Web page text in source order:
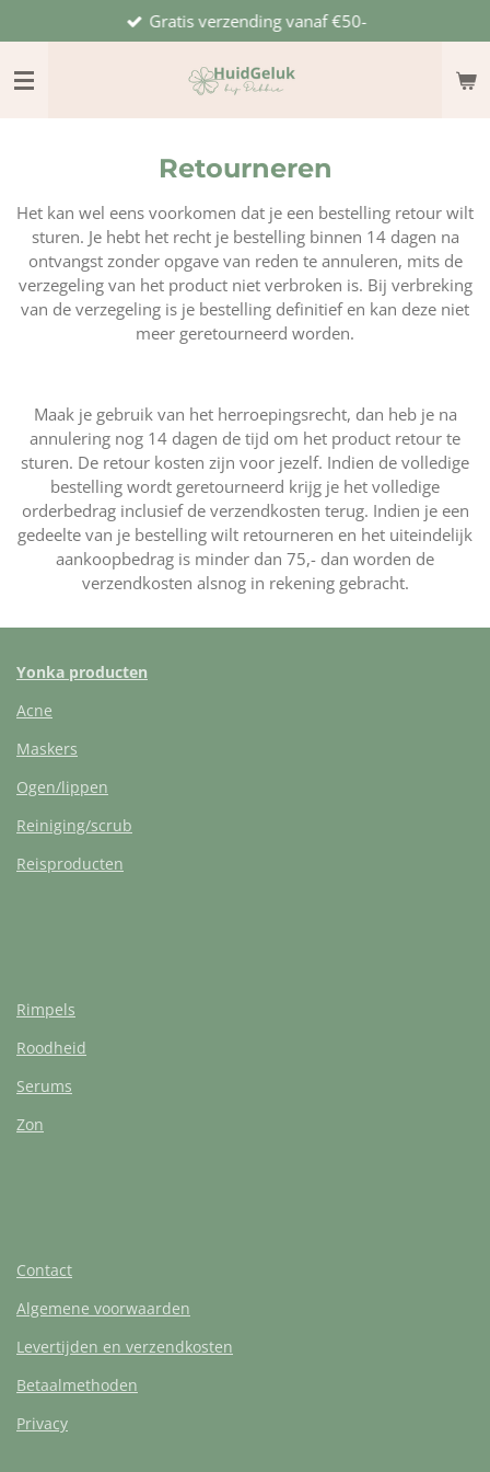
direct
naar
de
hoofdinhoud
Gratis verzending vanaf €50-
Retourneren
Het kan wel eens voorkomen dat je een bestelling retour wilt
sturen. Je hebt het recht je bestelling binnen 14 dagen na
ontvangst zonder opgave van reden te annuleren, mits de
verzegeling van het product niet verbroken is. Bij verbreking
van de verzegeling is je bestelling definitief en kan deze niet
meer geretourneerd worden.
Maak je gebruik van het herroepingsrecht, dan heb je na
annulering nog 14 dagen de tijd om het product retour te
sturen. De retour kosten zijn voor jezelf. Indien de volledige
bestelling wordt geretourneerd krijg je het volledige
orderbedrag inclusief de verzendkosten terug. Indien je een
gedeelte van je bestelling wilt retourneren en het uiteindelijk
aankoopbedrag is minder dan 75,- dan worden de
verzendkosten alsnog in rekening gebracht.
Yonka producten
Acne
Maskers
Ogen/lippen
Reiniging/scrub
Reisproducten
Rimpels
Roodheid
Serums
Zon
Contact
Algemene voorwaarden
Levertijden en verzendkosten
Betaalmethoden
Privacy